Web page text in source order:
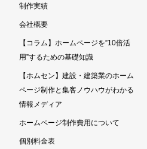
制作実績
会社概要
【コラム】ホームページを”10倍活
用”するための基礎知識
【ホムセン】建設・建築業のホーム
ページ制作と集客ノウハウがわかる
情報メディア
ホームページ制作費用について
個別料金表